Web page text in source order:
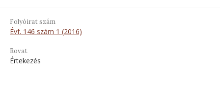
Folyóirat szám
Évf. 146 szám 1 (2016)
Rovat
Értekezés